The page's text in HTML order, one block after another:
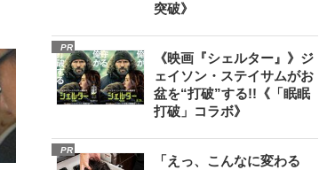
突破》
PR
《映画『シェルター』》ジ
ェイソン・ステイサムがお
盆を“打破”する!!《「眠眠
打破」コラボ》
PR
「えっ、こんなに変わる